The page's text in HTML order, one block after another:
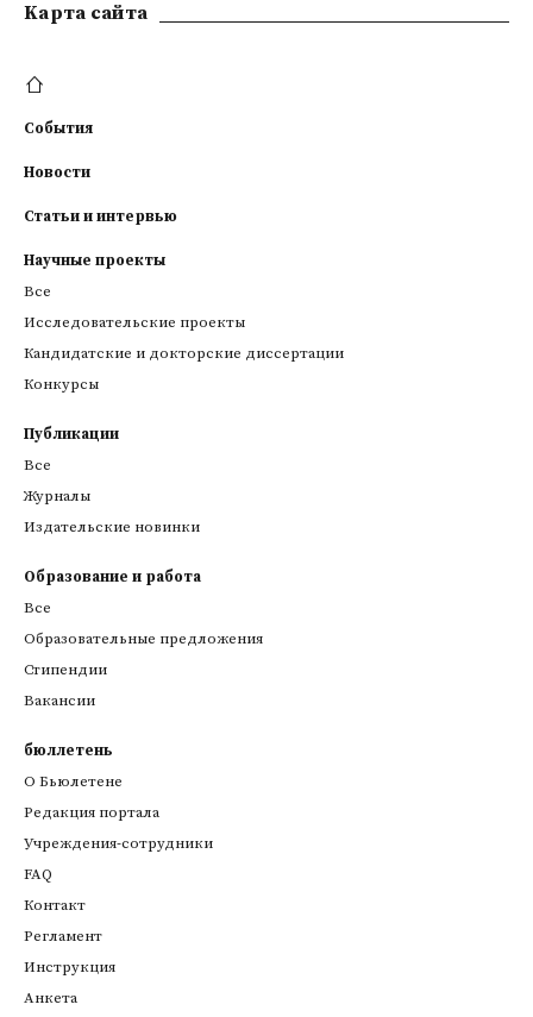
Kарта сайта
События
Новости
Статьи и интервью
Научные проекты
Все
Исследовательские проекты
Кандидатские и докторские диссертации
Конкурсы
Публикации
Все
Журналы
Издательские новинки
Образование и работа
Все
Образовательные предложения
Стипендии
Вакансии
бюллетень
О Бьюлетене
Редакция портала
Учреждения-сотрудники
FAQ
Контакт
Регламент
Инструкция
Анкета